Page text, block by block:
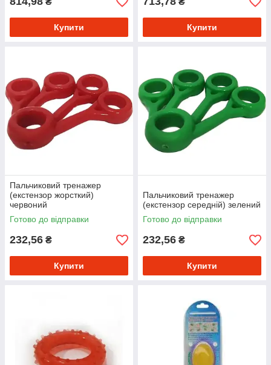
Купити Купити
Пальчиковий тренажер
(екстензор жорсткий)
червоний
Готово до відправки
232,56 ₴
Купити
Пальчиковий тренажер
(екстензор середній) зелений
Готово до відправки
232,56 ₴
Купити